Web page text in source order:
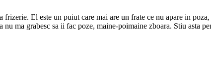
El este un puiut care mai are un frate ce nu apare in
nu ma grabesc sa ii fac poze, maine-poimaine zboara. Stiu asta